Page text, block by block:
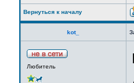
Вернуться к началу
kot_
Любитель